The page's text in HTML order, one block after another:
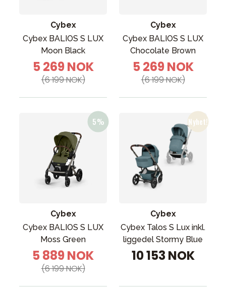
Cybex
Cybex BALIOS S LUX
Moon Black
5 269 NOK
(6 199 NOK)
Cybex
Cybex BALIOS S LUX
Chocolate Brown
5 269 NOK
(6 199 NOK)
Cybex
Cybex BALIOS S LUX
Moss Green
5 889 NOK
(6 199 NOK)
Cybex
Cybex Talos S Lux inkl.
liggedel Stormy Blue
10 153 NOK